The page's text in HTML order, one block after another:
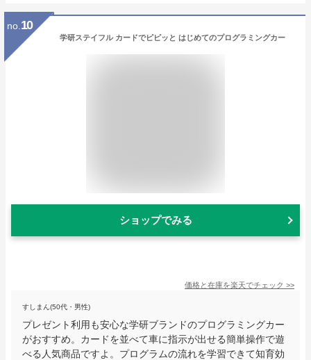
no. 10
学研ステイフル カードでピピッと はじめてのプログラミングカー
ショップでみる
価格と在庫を楽天でチェック >>
すしまん(50代・男性)
プレゼント利用も安心な学研ブランドのプログラミングカー
がおすすめ。カードを並べて車に指示が出せる簡単操作で遊
べる人気商品ですよ。プログラムの流れを学習できて知育効